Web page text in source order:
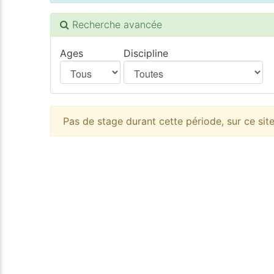
Recherche avancée
Ages Discipline
Pas de stage durant cette période, sur ce